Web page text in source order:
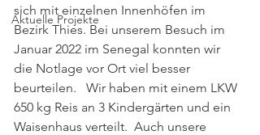
Aktuelle Projekte
sich mit einzelnen Innenhöfen im
Bezirk Thies. Bei unserem Besuch im
Januar 2022 im Senegal konnten wir
die Notlage vor Ort viel besser
beurteilen.   Wir haben mit einem LKW
650 kg Reis an 3 Kindergärten und ein
Waisenhaus verteilt.  Auch unsere